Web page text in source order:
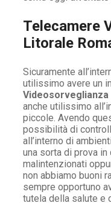
Telecamere
Litorale
Sicuramente
utilissimo avere un
anche utilissimo
piccole. Avendo
possibilità di
all’interno di
una sorta di prova
malintenzionati
non abbiamo buoni
sempre opportuno
tutela della salute e